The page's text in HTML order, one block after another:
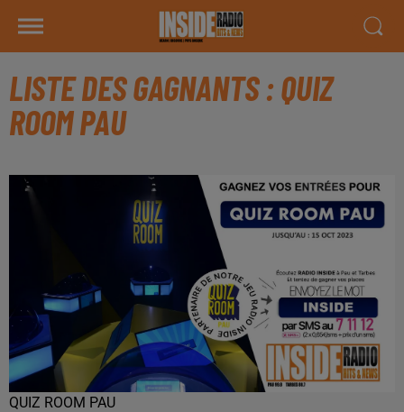
LISTE DES GAGNANTS : QUIZ
ROOM PAU
QUIZ ROOM PAU